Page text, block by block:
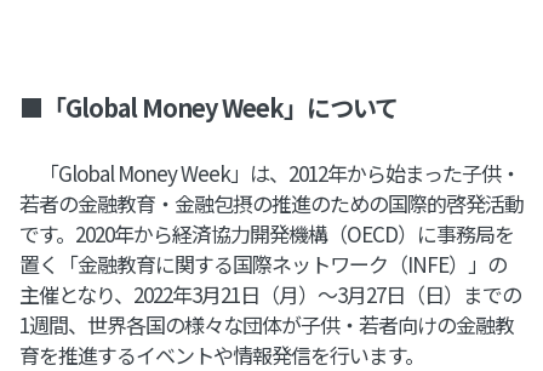
■「Global Money Week」について
「Global Money Week」は、2012年から始まった子供・
若者の金融教育・金融包摂の推進のための国際的啓発活動
です。2020年から経済協力開発機構（OECD）に事務局を
置く「金融教育に関する国際ネットワーク（INFE）」の
主催となり、2022年3月21日（月）～3月27日（日）までの
1週間、世界各国の様々な団体が子供・若者向けの金融教
育を推進するイベントや情報発信を行います。